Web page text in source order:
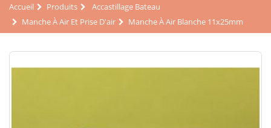
Accueil Produits
Accastillage Bateau
Manche À Air Et Prise D'air
Manche À Air Blanche 11x25mm